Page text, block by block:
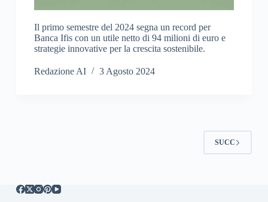
Il primo semestre del 2024 segna un record per
Banca Ifis con un utile netto di 94 milioni di euro e
strategie innovative per la crescita sostenibile.
Redazione AI 3 Agosto 2024
SUCC